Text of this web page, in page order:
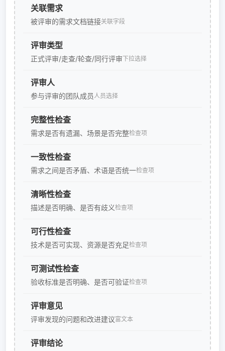
关联需求
被评审的需求文档链接关联字段
评审类型
正式评审/走查/轮查/同行评审下拉选择
评审人
参与评审的团队成员 人员选择
完整性检查
需求是否有遗漏、场景是否完整检查项
一致性检查
需求之间是否矛盾、术语是否统一检查项
清晰性检查
描述是否明确、是否有歧义检查项
可行性检查
技术是否可实现、资源是否充足检查项
可测试性检查
验收标准是否明确、是否可验证检查项
评审意见
评审发现的问题和改进建议富文本
评审结论